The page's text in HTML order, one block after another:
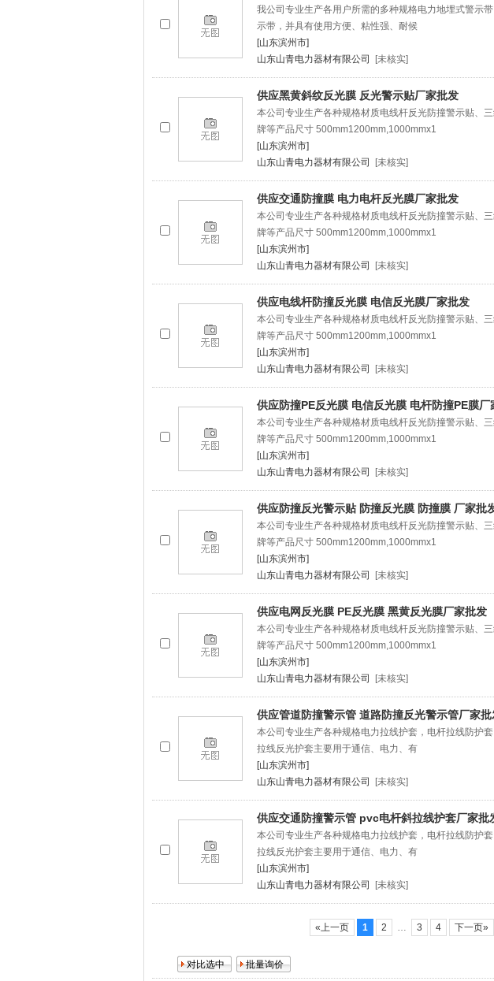
我公司专业生产各用户所需的多种规格电力地埋式警示
示带，并具有使用方便、粘性强、耐候
[山东滨州市]
山东山青电力器材有限公司
[未核实]
供应黑黄斜纹反光膜 反光警示贴厂家批发
本公司专业生产各种规格材质电线杆反光防撞警示贴、
牌等产品尺寸 500mm1200mm,1000mmx1
[山东滨州市]
山东山青电力器材有限公司
[未核实]
供应交通防撞膜 电力电杆反光膜厂家批发
本公司专业生产各种规格材质电线杆反光防撞警示贴、
牌等产品尺寸 500mm1200mm,1000mmx1
[山东滨州市]
山东山青电力器材有限公司
[未核实]
供应电线杆防撞反光膜 电信反光膜厂家批发
本公司专业生产各种规格材质电线杆反光防撞警示贴、
牌等产品尺寸 500mm1200mm,1000mmx1
[山东滨州市]
山东山青电力器材有限公司
[未核实]
供应防撞PE反光膜 电信反光膜 电杆防撞PE膜厂
本公司专业生产各种规格材质电线杆反光防撞警示贴、
牌等产品尺寸 500mm1200mm,1000mmx1
[山东滨州市]
山东山青电力器材有限公司
[未核实]
供应防撞反光警示贴 防撞反光膜 防撞膜 厂家批
本公司专业生产各种规格材质电线杆反光防撞警示贴、
牌等产品尺寸 500mm1200mm,1000mmx1
[山东滨州市]
山东山青电力器材有限公司
[未核实]
供应电网反光膜 PE反光膜 黑黄反光膜厂家批发
本公司专业生产各种规格材质电线杆反光防撞警示贴、
牌等产品尺寸 500mm1200mm,1000mmx1
[山东滨州市]
山东山青电力器材有限公司
[未核实]
供应管道防撞警示管 道路防撞反光警示管厂家批
本公司专业生产各种规格电力拉线护套，电杆拉线防护
拉线反光护套主要用于通信、电力、有
[山东滨州市]
山东山青电力器材有限公司
[未核实]
供应交通防撞警示管 pvc电杆斜拉线护套厂家批
本公司专业生产各种规格电力拉线护套，电杆拉线防护
拉线反光护套主要用于通信、电力、有
[山东滨州市]
山东山青电力器材有限公司
[未核实]
«上一页 1 2 … 3 4 下一页»